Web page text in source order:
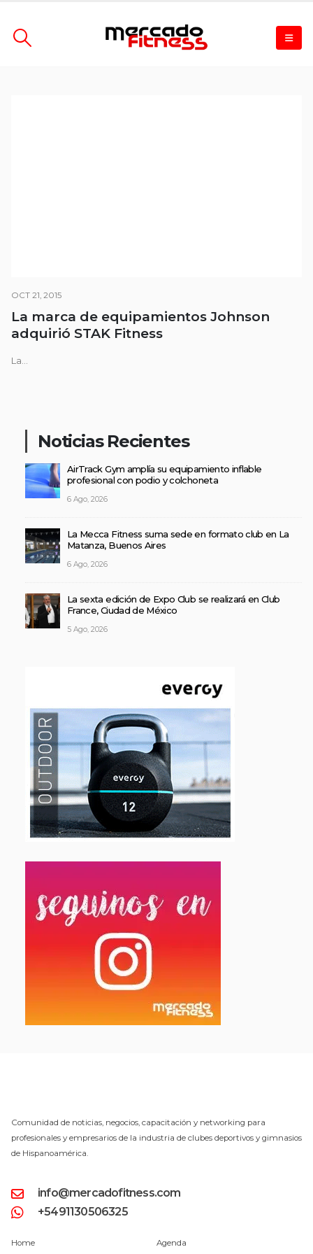
OCT 21, 2015
La marca de equipamientos Johnson
adquirió STAK Fitness
La...
Noticias Recientes
AirTrack Gym amplía su equipamiento inflable
profesional con podio y colchoneta
6 Ago, 2026
La Mecca Fitness suma sede en formato club en La
Matanza, Buenos Aires
6 Ago, 2026
La sexta edición de Expo Club se realizará en Club
France, Ciudad de México
5 Ago, 2026
Comunidad de noticias, negocios, capacitación y networking para
profesionales y empresarios de la industria de clubes deportivos y gimnasios
de Hispanoamérica.
info@mercadofitness.com
+5491130506325
Home Agenda